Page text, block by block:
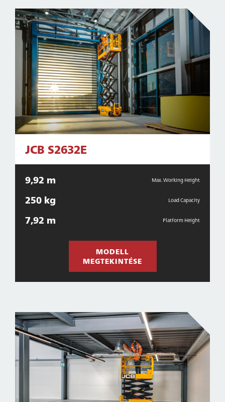
JCB S2632E
9,92 m Max. Working Height
250 kg Load Capacity
7,92 m Platform Height
MODELL
MEGTEKINTÉSE